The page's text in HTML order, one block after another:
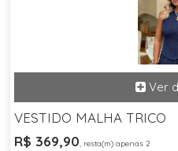
VESTIDO MALHA TRICO
R$ 369,90, resta(m) apenas 2